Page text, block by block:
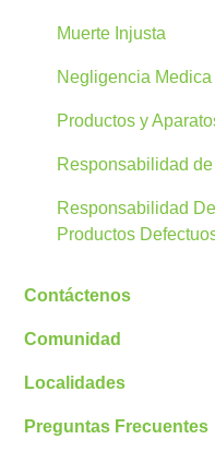
Muerte Injusta
Negligencia Medica
Productos y
Responsabilidad
Responsabilidad
Productos
Contáctenos
Comunidad
Localidades
Preguntas Frecuentes